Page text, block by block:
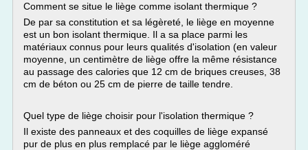
Comment se situe le liège comme isolant thermique ?
De par sa constitution et sa légèreté, le liège en moyenne
est un bon isolant thermique. Il a sa place parmi les
matériaux connus pour leurs qualités d'isolation (en valeur
moyenne, un centimètre de liège offre la même résistance
au passage des calories que 12 cm de briques creuses, 38
cm de béton ou 25 cm de pierre de taille tendre.
Quel type de liège choisir pour l'isolation thermique ?
Il existe des panneaux et des coquilles de liège expansé
pur de plus en plus remplacé par le liège aggloméré